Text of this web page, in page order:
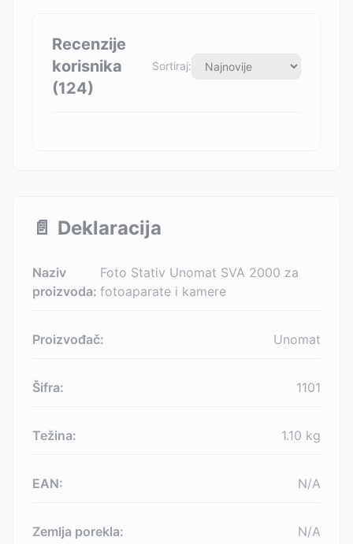
Recenzije
korisnika
(124)
Sortiraj:
📄 Deklaracija
Naziv
proizvoda:
Foto Stativ Unomat SVA 2000 za
fotoaparate i kamere
Proizvođač: Unomat
Šifra: 1101
Težina: 1.10 kg
EAN: N/A
Zemlja porekla: N/A